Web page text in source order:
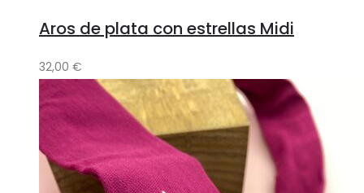
Aros de plata con estrellas Midi
32,00 €